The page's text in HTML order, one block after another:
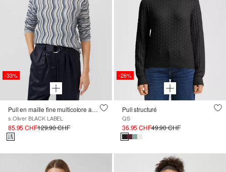
-33%
Pull en maille fine multicolore avec encolure bateau
s.Oliver BLACK LABEL
85.95 CHF129.90 CHF
-26%
Pull structuré
QS
36.95 CHF49.90 CHF